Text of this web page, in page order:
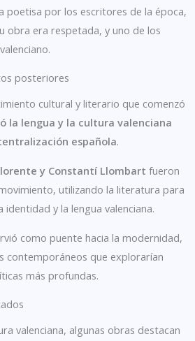
poetisa por los escritores de la época,
obra era respetada, y uno de los
posteriores
cultural y literario que comenzó
la lengua y la cultura valenciana
española.
y Constantí Llombart fueron
utilizando la literatura para
y la lengua valenciana.
como puente hacia la modernidad,
contemporáneos que explorarían
más profundas.
valenciana, algunas obras destacan